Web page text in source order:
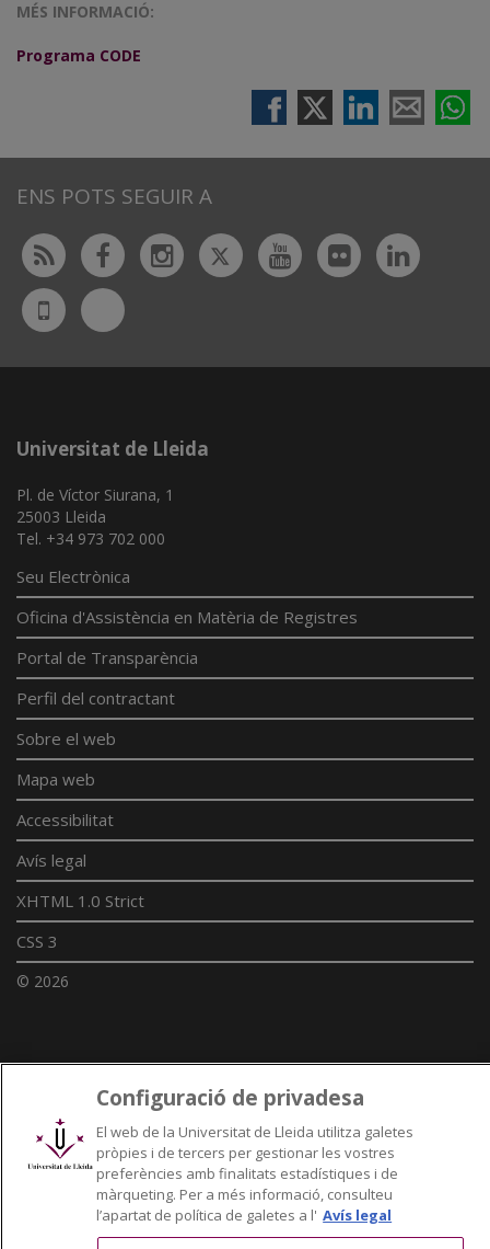
MÉS INFORMACIÓ:
Programa CODE
ENS POTS SEGUIR A
Rss FacebookInstagram
TwitterYoutubeFlickr
UdL
App
Bluesky
Universitat de Lleida
Pl. de Víctor Siurana, 1
25003 Lleida
Tel. +34 973 702 000
Seu Electrònica
Oficina d'Assistència en Matèria de Registres
Portal de Transparència
Perfil del contractant
Sobre el web
Mapa web
Accessibilitat
Avís legal
XHTML 1.0 Strict
CSS 3
© 2026
Enllaços UdL
Xarxes universitàries
Configuració de privadesa
El web de la Universitat de Lleida utilitza galetes
pròpies i de tercers per gestionar les vostres
preferències amb finalitats estadístiques i de
màrqueting. Per a més informació, consulteu
l’apartat de política de galetes a l' Avís legal